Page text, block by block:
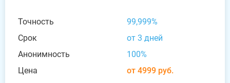
Точность
99,999%
Срок
от 3 дней
Анонимность
100%
Цена
от 4999 руб.